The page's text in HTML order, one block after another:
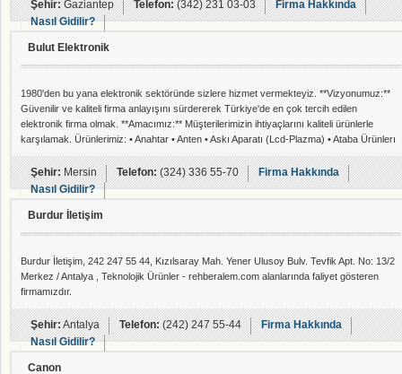
Şehir:Gaziantep Telefon:(342) 231 03-03
Firma Hakkında
Nasıl Gidilir?
Bulut Elektronik
1980'den bu yana elektronik sektöründe sizlere hizmet vermekteyiz. **Vizyonumuz:**
Güvenilir ve kaliteli firma anlayışını sürdererek Türkiye'de en çok tercih edilen
elektronik firma olmak. **Amacımız:** Müşterilerimizin ihtiyaçlarını kaliteli ürünlerle
karşılamak. Ürünlerimiz: • Anahtar • Anten • Askı Aparatı (Lcd-Plazma) • Ataba Ürünlerı
• Besleme Devreleri • Beta-Bluebırd Sprey • Bilgisayar Ürünlerı • Cd-Vcd-Dvd-Ps Göz •
Cfl Urunlerı (Pil - Şarj) • Film - Membran • Fiş • Fişli K
Şehir:Mersin Telefon:(324) 336 55-70
Firma Hakkında
Nasıl Gidilir?
Burdur İletişim
Burdur İletişim, 242 247 55 44, Kızılsaray Mah. Yener Ulusoy Bulv. Tevfik Apt. No: 13/2
Merkez / Antalya , Teknolojik Ürünler - rehberalem.com alanlarında faliyet gösteren
firmamızdır.
Şehir:Antalya Telefon:(242) 247 55-44
Firma Hakkında
Nasıl Gidilir?
Canon